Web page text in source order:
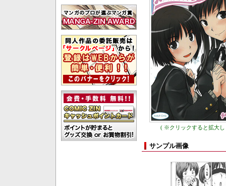
( ※クリックすると拡大し
サンプル画像